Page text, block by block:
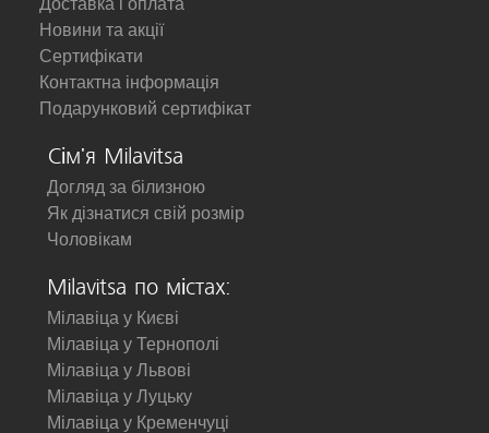
Доставка і оплата
Новини та акції
Сертифікати
Контактна інформація
Подарунковий сертифікат
Сім'я Milavitsa
Догляд за білизною
Як дізнатися свій розмір
Чоловікам
Milavitsa по містах:
Мілавіца у Києві
Мілавіца у Тернополі
Мілавіца у Львові
Мілавіца у Луцьку
Мілавіца у Кременчуці